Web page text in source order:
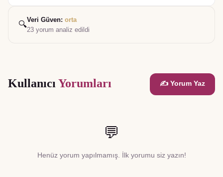
🔍Veri Güven: orta
23 yorum analiz edildi
Kullanıcı Yorumları ✍️ Yorum Yaz
💬
Henüz yorum yapılmamış. İlk yorumu siz yazın!